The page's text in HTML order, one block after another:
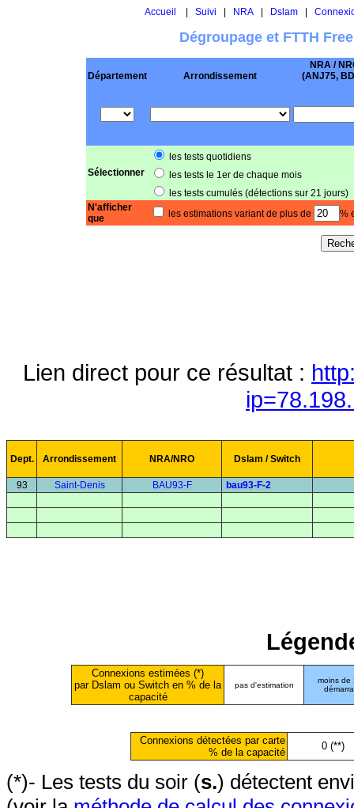
Accueil Suivi NRA| Dslam|
Dégroupage et FTTH
Département Arrondissement
NRA /
(ANJ75,
Sélectionner
les tests quotidiens
les tests le 1er de chaque mois
les tests cumulés (détections sur 21 jours)
N'afficher
que
les estimations variant de plus de %
Lien direct pour ce résultat :
Dept. Arrondissement NRA/NRO Dslam / Switch
93 Saint-Denis BAU93-F bau93-F-2
Connexions estimées (*)
par Dslam ou Switch en % de la
capacité
pas d'estimation
moins de
Connexions détectées par carte
% de la capacité
0 (**)
(*)- Les tests du soir (s.) détectent